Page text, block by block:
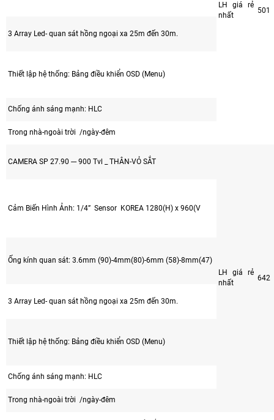
LH giá rẻ
nhất
501
3 Array Led- quan sát hồng ngoại xa 25m đến 30m.
Thiết lập hệ thống: Bảng điều khiển OSD (Menu)
Chống ánh sáng mạnh: HLC
Trong nhà-ngoài trời /ngày-đêm
CAMERA SP 27.90 --- 900 Tvl _ THÂN-VỎ SẮT
LH giá rẻ
nhất
642
Cảm Biến Hình Ảnh: 1/4” Sensor KOREA 1280(H) x 960(V
Ống kính quan sát: 3.6mm (90)-4mm(80)-6mm (58)-8mm(47)
3 Array Led- quan sát hồng ngoại xa 25m đến 30m.
Thiết lập hệ thống: Bảng điều khiển OSD (Menu)
Chống ánh sáng mạnh: HLC
Trong nhà-ngoài trời /ngày-đêm